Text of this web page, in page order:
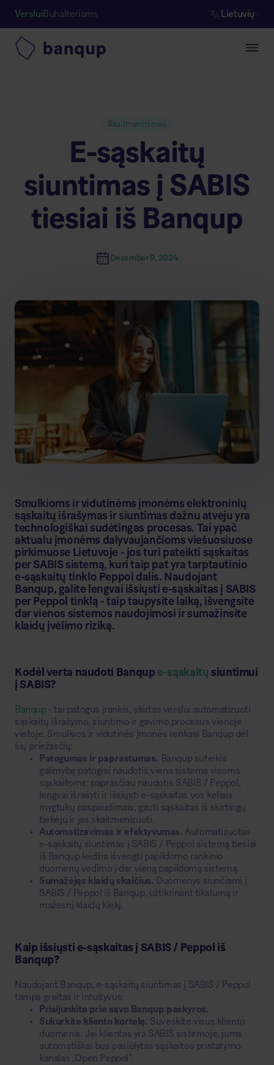
VersluiBuhalteriams Lietuvių
Skaitmeninimas
E-sąskaitų
siuntimas į SABIS
tiesiai iš Banqup
December 9, 2024
Smulkioms ir vidutinėms įmonėms elektroninių
sąskaitų išrašymas ir siuntimas dažnu atveju yra
technologiškai sudėtingas procesas. Tai ypač
aktualu įmonėms dalyvaujančioms viešuosiuose
pirkimuose Lietuvoje - jos turi pateikti sąskaitas
per SABIS sistemą, kuri taip pat yra tarptautinio
e-sąskaitų tinklo Peppol dalis. Naudojant
Banqup, galite lengvai išsiųsti e-sąskaitas į SABIS
per Peppol tinklą - taip taupysite laiką, išvengsite
dar vienos sistemos naudojimosi ir sumažinsite
klaidų įvėlimo riziką.
Kodėl verta naudoti Banqup e-sąskaitų siuntimui
į SABIS?
Banqup- tai patogus įrankis, skirtas verslui automatizuoti
sąskaitų išrašymo, siuntimo ir gavimo procesus vienoje
vietoje. Smulkios ir vidutinės įmonės renkasi Banqup dėl
šių priežasčių:
Patogumas ir paprastumas. Banqup suteikia
galimybę patogiai naudotis viena sistema visoms
sąskaitoms: paprasčiau naudotis SABIS / Peppol,
lengvai išrašyti ir išsiųsti e-sąskaitas vos keliais
mygtukų paspaudimais, gauti sąskaitas iš skirtingų
tiekėjų ir jas skaitmenizuoti.
Automatizavimas ir efektyvumas. Automatizuotas
e-sąskaitų siuntimas į SABIS / Peppol sistemą tiesiai
iš Banqup leidžia išvengti papildomo rankinio
duomenų vedimo į dar vieną papildomą sistemą.
Sumažėjęs klaidų skaičius.
Duomenys siunčiami į
SABIS / Peppol iš Banqup, užtikrinant tikslumą ir
mažesnį klaidų kiekį.
Kaip išsiųsti e-sąskaitas į SABIS / Peppol iš
Banqup?
Naudojant Banqup, e-sąskaitų siuntimas į SABIS / Peppol
tampa greitas ir intuityvus:
Prisijunkite prie savo Banqup paskyros.
Sukurkite kliento kortelę. Suveskite visus kliento
duomenis. Jei klientas yra SABIS sistemoje, jums
automatiškai bus pasiūlytas sąskaitos pristatymo
kanalas „Open Peppol“.